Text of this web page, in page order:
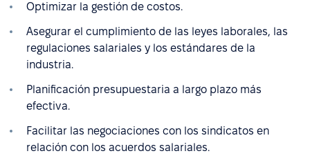
Optimizar la gestión de costos.
Asegurar el cumplimiento de las leyes laborales, las
regulaciones salariales y los estándares de la
industria.
Planificación presupuestaria a largo plazo más
efectiva.
Facilitar las negociaciones con los sindicatos en
relación con los acuerdos salariales.